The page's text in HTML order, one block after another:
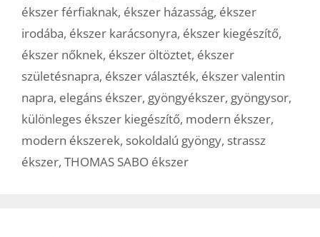
ékszer férfiaknak, ékszer házasság, ékszer
irodába, ékszer karácsonyra, ékszer kiegészítő,
ékszer nőknek, ékszer öltöztet, ékszer
születésnapra, ékszer választék, ékszer valentin
napra, elegáns ékszer, gyöngyékszer, gyöngysor,
különleges ékszer kiegészítő, modern ékszer,
modern ékszerek, sokoldalú gyöngy, strassz
ékszer, THOMAS SABO ékszer